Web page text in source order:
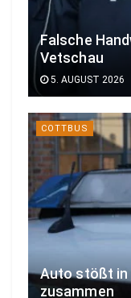
Falsche
Vetschau
5. AUGUST 2026
COTTBUS
Auto stößt in
zusammen